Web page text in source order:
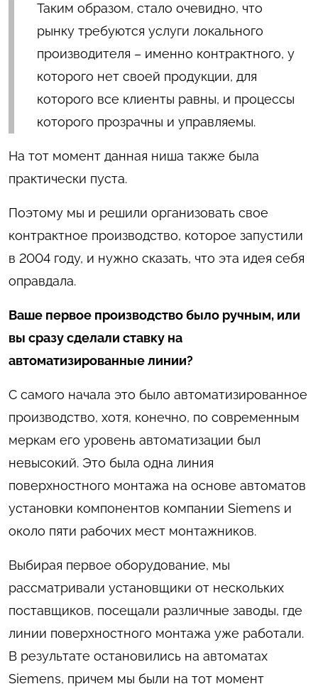
Таким образом, стало очевидно, что
рынку требуются услуги локального
производителя – именно контрактного, у
которого нет своей продукции, для
которого все клиенты равны, и процессы
которого прозрачны и управляемы.
На тот момент данная ниша также была
практически пуста.
Поэтому мы и решили организовать свое
контрактное производство, которое запустили
в 2004 году, и нужно сказать, что эта идея себя
оправдала.
Ваше первое производство было ручным, или
вы сразу сделали ставку на
автоматизированные линии?
С самого начала это было автоматизированное
производство, хотя, конечно, по современным
меркам его уровень автоматизации был
невысокий. Это была одна линия
поверхностного монтажа на основе автоматов
установки компонентов компании Siemens и
около пяти рабочих мест монтажников.
Выбирая первое оборудование, мы
рассматривали установщики от нескольких
поставщиков, посещали различные заводы, где
линии поверхностного монтажа уже работали.
В результате остановились на автоматах
Siemens, причем мы были на тот момент